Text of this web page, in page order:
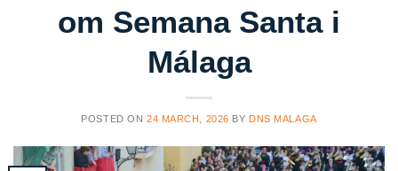
om Semana Santa i
Málaga
POSTED ON 24 MARCH, 2026 BY DNS MALAGA